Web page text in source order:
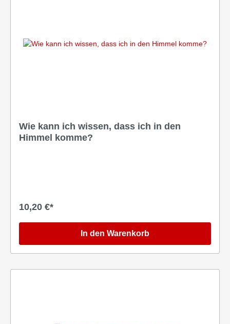
Wie kann ich wissen, dass ich in den
Himmel komme?
10,20 €*
In den Warenkorb